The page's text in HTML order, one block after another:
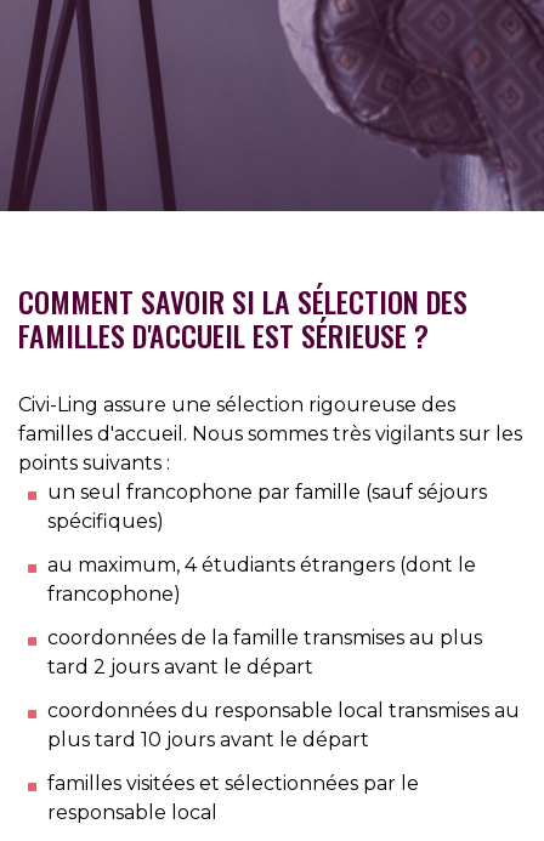
COMMENT SAVOIR SI LA SÉLECTION DES
FAMILLES D'ACCUEIL EST SÉRIEUSE ?
Civi-Ling assure une sélection rigoureuse des
familles d'accueil. Nous sommes très vigilants sur les
points suivants :
un seul francophone par famille (sauf séjours
spécifiques)
au maximum, 4 étudiants étrangers (dont le
francophone)
coordonnées de la famille transmises au plus
tard 2 jours avant le départ
coordonnées du responsable local transmises au
plus tard 10 jours avant le départ
familles visitées et sélectionnées par le
responsable local